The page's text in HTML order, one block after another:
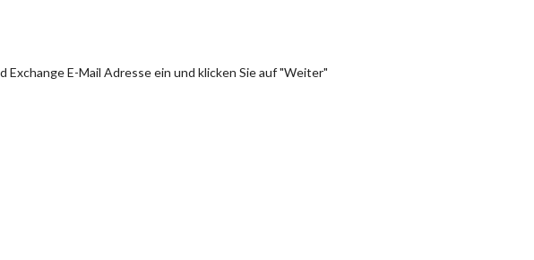
E-Mail Adresse ein und klicken Sie auf "Weiter"